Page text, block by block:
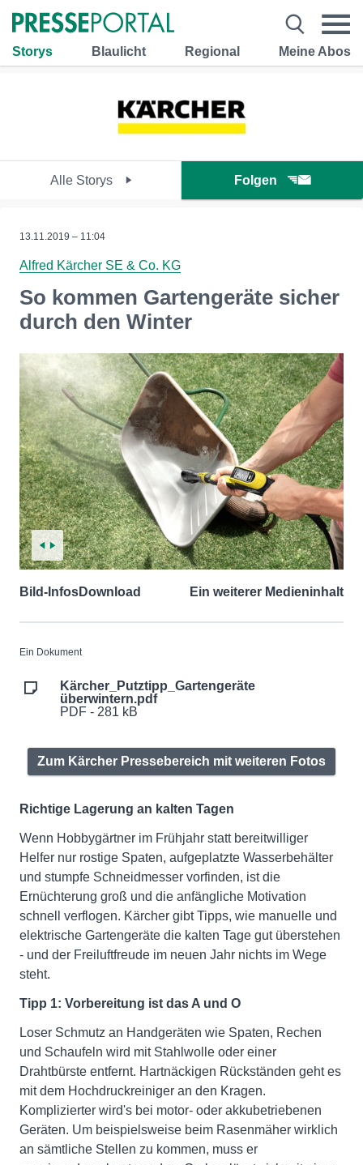
Storys Blaulicht Regional Meine Abos
Alle Storys Folgen
13.11.2019 – 11:04
Alfred Kärcher SE & Co. KG
So kommen Gartengeräte sicher
durch den Winter
Bild-InfosDownload Ein weiterer Medieninhalt
Ein Dokument
Kärcher_Putztipp_Gartengeräte
überwintern.pdf
PDF - 281 kB
Zum Kärcher Pressebereich mit weiteren Fotos
Richtige Lagerung an kalten Tagen
Wenn Hobbygärtner im Frühjahr statt bereitwilliger
Helfer nur rostige Spaten, aufgeplatzte Wasserbehälter
und stumpfe Schneidmesser vorfinden, ist die
Ernüchterung groß und die anfängliche Motivation
schnell verflogen. Kärcher gibt Tipps, wie manuelle und
elektrische Gartengeräte die kalten Tage gut überstehen
- und der Freiluftfreude im neuen Jahr nichts im Wege
steht.
Tipp 1: Vorbereitung ist das A und O
Loser Schmutz an Handgeräten wie Spaten, Rechen
und Schaufeln wird mit Stahlwolle oder einer
Drahtbürste entfernt. Hartnäckigen Rückständen geht es
mit dem Hochdruckreiniger an den Kragen.
Komplizierter wird's bei motor- oder akkubetriebenen
Geräten. Um beispielsweise beim Rasenmäher wirklich
an sämtliche Stellen zu kommen, muss er